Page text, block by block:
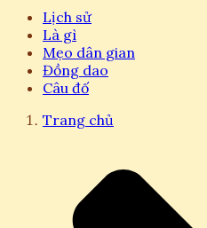
Lịch sử
Là gì
Mẹo dân gian
Đồng dao
Câu đố
Trang chủ